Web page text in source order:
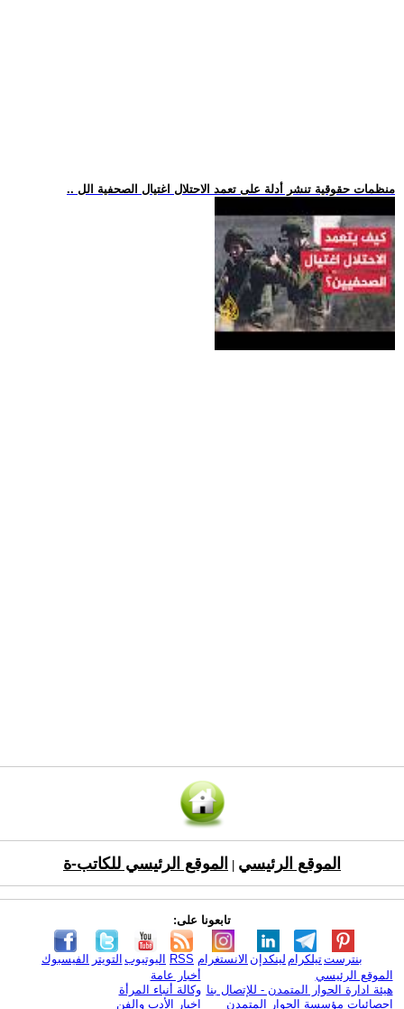
.. منظمات حقوقية تنشر أدلة على تعمد الاحتلال اغتيال الصحفية الل
الموقع الرئيسي الموقع الرئيسي للكاتب-ة
تابعونا على:
الفيسبوك التويتر اليوتيوب RSS الانستغرام لينكدإن تيلكرامبنترست
الموقع الرئيسي
هيئة ادارة الحوار المتمدن - للإتصال بنا
إحصائيات مؤسسة الحوار المتمدن
أخبار عامة
وكالة أنباء المرأة
اخبار الأدب والفن